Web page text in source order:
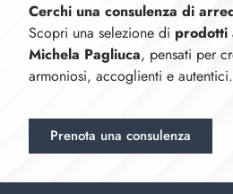
Cerchi una consulenza di
Scopri una selezione di prodotti
Michela Pagliuca, pensati per
armoniosi, accoglienti e autentici.
Prenota una consulenza